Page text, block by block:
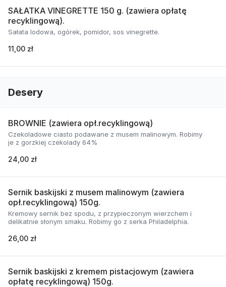
SAŁATKA VINEGRETTE 150 g. (zawiera opłatę
recyklingową).
Sałata lodowa, ogórek, pomidor, sos vinegrette.
11,00 zł
Desery
BROWNIE (zawiera opł.recyklingową)
Czekoladowe ciasto podawane z musem malinowym. Robimy
je z gorzkiej czekolady 64%
24,00 zł
Sernik baskijski z musem malinowym (zawiera
opł.recyklingową) 150g.
Kremowy sernik bez spodu, z przypieczonym wierzchem i
delikatnie słonym smaku. Robimy go z serka Philadelphia.
26,00 zł
Sernik baskijski z kremem pistacjowym (zawiera
opłatę recyklingową) 150g.